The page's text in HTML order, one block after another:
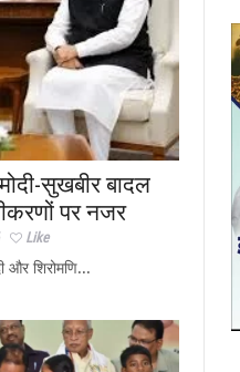
सुखबीर बादल
पर नजर
Like
और शिरोमणि...